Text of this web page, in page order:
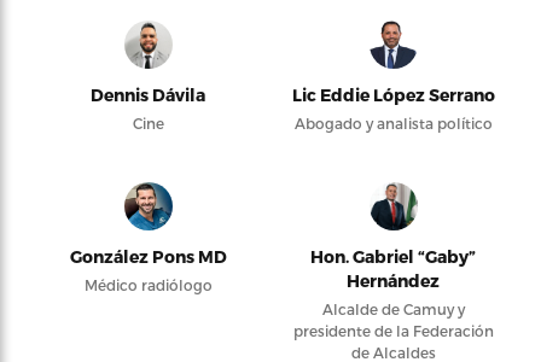
Dennis Dávila
Cine
Lic Eddie López Serrano
Abogado y analista político
González Pons MD
Médico radiólogo
Hon. Gabriel “Gaby”
Hernández
Alcalde de Camuy y
presidente de la Federación
de Alcaldes